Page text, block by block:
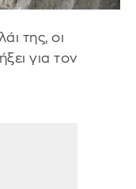
της, οι
για τον